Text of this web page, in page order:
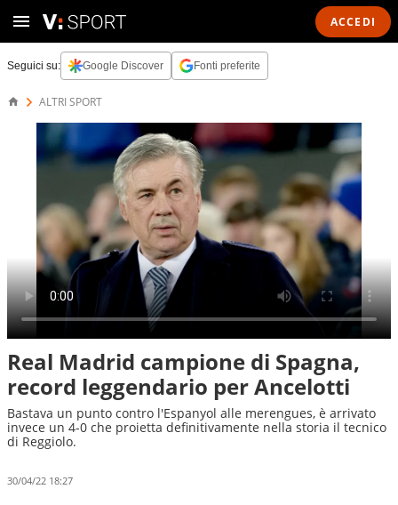
ACCEDI
Seguici su: Google Discover Fonti preferite
ALTRI SPORT
Real Madrid campione di Spagna,
record leggendario per Ancelotti
Bastava un punto contro l'Espanyol alle merengues, è arrivato
invece un 4-0 che proietta definitivamente nella storia il tecnico
di Reggiolo.
30/04/22 18:27